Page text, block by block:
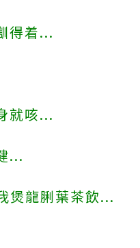
得着...
就咳...
...
煲龍脷葉茶飲...